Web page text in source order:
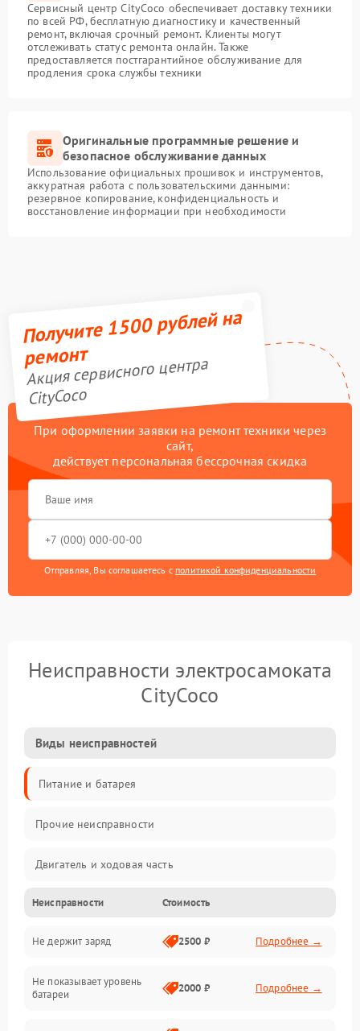
Сервисный центр CityCoco обеспечивает доставку техники
по всей РФ, бесплатную диагностику и качественный
ремонт, включая срочный ремонт. Клиенты могут
отслеживать статус ремонта онлайн. Также
предоставляется постгарантийное обслуживание для
продления срока службы техники
Оригинальные программные решение и
безопасное обслуживание данных
Использование официальных прошивок и инструментов,
аккуратная работа с пользовательскими данными:
резервное копирование, конфиденциальность и
восстановление информации при необходимости
Получите 1500 рублей на
ремонт
Акция сервисного центра
CityCoco
При оформлении заявки на ремонт техники через
сайт,
действует персональная бессрочная скидка
Отправляя, Вы соглашаетесь с политикой конфиденциальности
Неисправности электросамоката
CityCoco
Виды неисправностей
Питание и батарея
Прочие неисправности
Двигатель и ходовая часть
Тормоза и безопасность
Подвеска и колеса
Электроника и управление
Неисправности Стоимость
Не держит заряд 2500 ₽ Подробнее →
Не показывает уровень
батареи
2000 ₽ Подробнее →